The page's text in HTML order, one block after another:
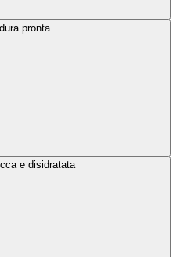
pronta
e disidratata